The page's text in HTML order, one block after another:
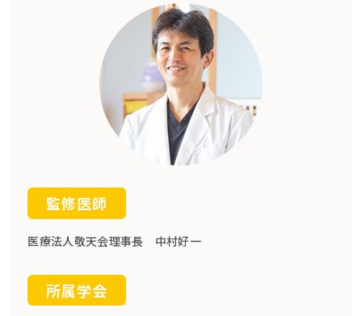
監修医師
医療法人敬天会理事長 中村好一
所属学会